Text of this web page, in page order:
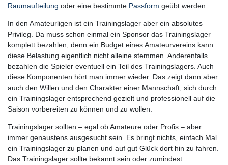
Raumaufteilung oder eine bestimmte Passform geübt werden.
In den Amateurligen ist ein Trainingslager aber ein absolutes
Privileg. Da muss schon einmal ein Sponsor das Trainingslager
komplett bezahlen, denn ein Budget eines Amateurvereins kann
diese Belastung eigentlich nicht alleine stemmen. Anderenfalls
bezahlen die Spieler eventuell ein Teil des Trainingslagers. Auch
diese Komponenten hört man immer wieder. Das zeigt dann aber
auch den Willen und den Charakter einer Mannschaft, sich durch
ein Trainingslager entsprechend gezielt und professionell auf die
Saison vorbereiten zu können und zu wollen.
Trainingslager sollten – egal ob Amateure oder Profis – aber
immer genaustens ausgesucht sein. Es bringt nichts, einfach Mal
ein Trainingslager zu planen und auf gut Glück dort hin zu fahren.
Das Trainingslager sollte bekannt sein oder zumindest